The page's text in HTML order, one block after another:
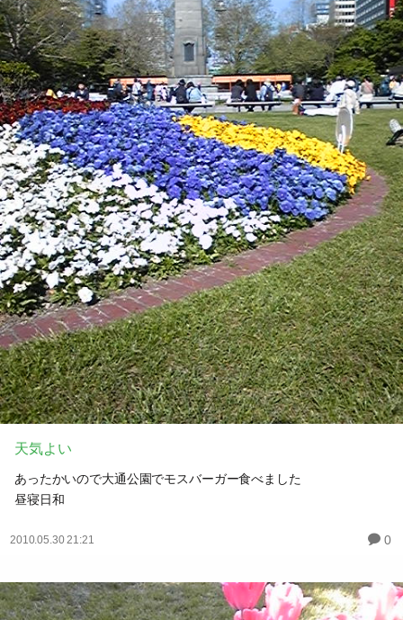
天気よい
あったかいので大通公園でモスバーガー食べました
昼寝日和
2010.05.30 21:21 0